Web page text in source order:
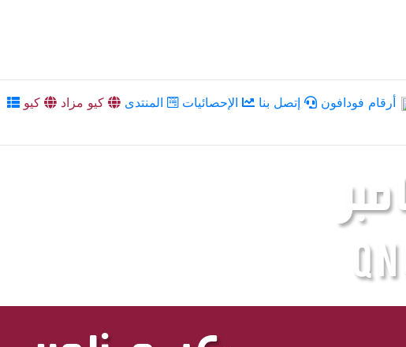
أرقام فودافون إتصل بنا الإحصائيات المنتدى كيو مزاد
كيو